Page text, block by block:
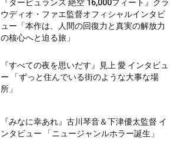
『タービュランス 絶空 16,000フィート』クラ
ウディオ・ファエ監督オフィシャルインタビ
ュー「本作は、人間の回復力と真実の解放力
の核心へと迫る旅」
『すべての夜を思いだす』見上 愛 インタビュ
ー 「ずっと住んでいる街のような大事な場
所」
『みなに幸あれ』古川琴音＆下津優太監督 イ
ンタビュー 「ニュージャンルホラー誕生」